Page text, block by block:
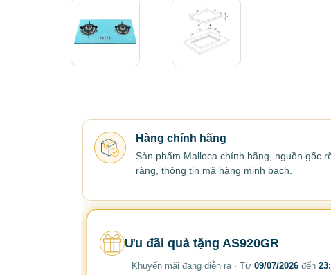
Hàng chính hãng
Sản phẩm Malloca chính hãng, nguồn gốc
ràng, thông tin mã hàng minh bạch.
Ưu đãi quà tặng AS920GR
Khuyến mãi đang diễn ra · Từ 09/07/2026 đến